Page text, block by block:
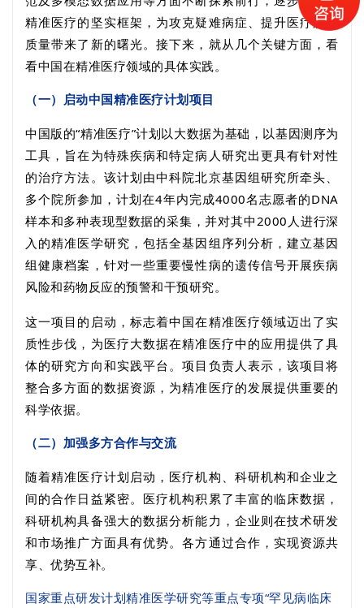
精准医疗的坚实框架，为攻克疑难病症、提升医疗服务
质量带来了新的曙光。接下来，就从几个关键方面，看
看中国在精准医疗领域的具体实践。
（一）启动中国精准医疗计划项目
中国版的“精准医疗”计划以大数据为基础，以基因测序为
工具，旨在为特殊疾病和特定病人研究出更具有针对性
的治疗方法。该计划由中科院北京基因组研究所牵头、
多个院所参加，计划在4年内完成4000名志愿者的DNA
样本和多种表现型数据的采集，并对其中2000 人进行深
入的精准医学研究，包括全基因组序列分析，建立基因
组健康档案，针对一些重要慢性病的遗传信号开展疾病
风险和药物反应的预警和干预研究。
这一项目的启动，标志着中国在精准医疗领域迈出了实
质性步伐，为医疗大数据在精准医疗中的应用提供了具
体的研究方向和实践平台。项目负责人表示，该项目将
整合多方面的数据资源，为精准医疗的发展提供重要的
科学依据。
（二）加强多方合作与交流
随着精准医疗计划启动，医疗机构、科研机构和企业之
间的合作日益紧密。医疗机构积累了丰富的临床数据，
科研机构具备强大的数据分析能力，企业则在技术研发
和市场推广方面具有优势。各方通过合作，实现资源共
享、优势互补。
国家重点研发计划精准医学研究等重点专项“罕见病临床